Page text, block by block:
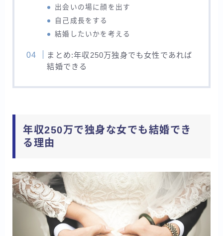
出会いの場に顔を出す
自己成長をする
結婚したいかを考える
まとめ:年収250万独身でも女性であれば
結婚できる
年収250万で独身な女でも結婚でき
る理由